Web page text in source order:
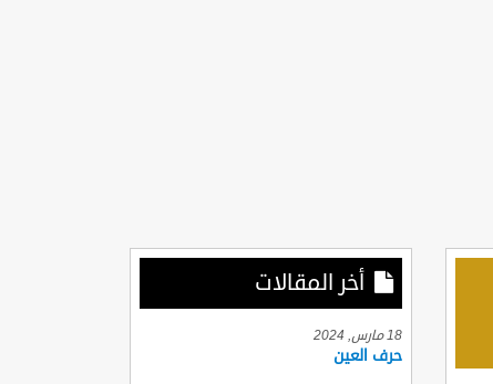
أخر المقالات
18 مارس, 2024
حرف العين